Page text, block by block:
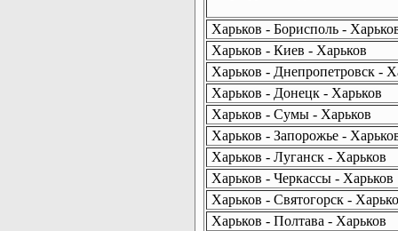
Харьков - Борисполь -
Харьков - Киев - Харьков
Харьков - Днепропетровск -
Харьков - Донецк - Харьков
Харьков - Сумы - Харьков
Харьков - Запорожье -
Харьков - Луганск - Харьков
Харьков - Черкассы - Харьков
Харьков - Святогорск -
Харьков - Полтава - Харьков